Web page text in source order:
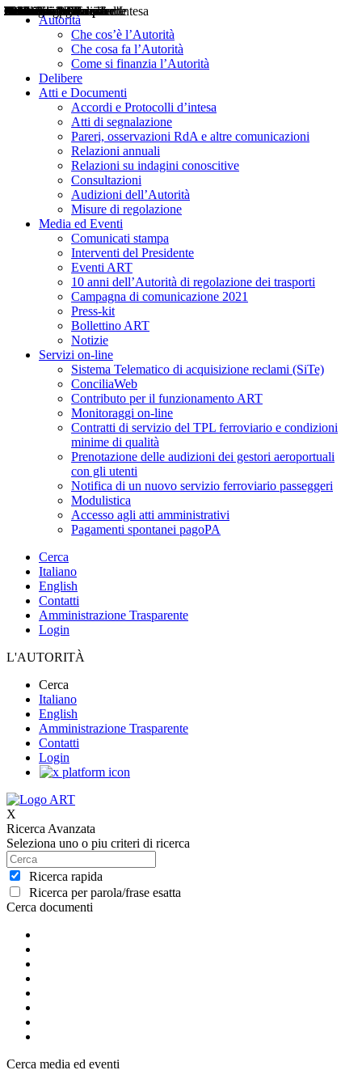
Autorità
Che cos’è l’Autorità
Che cosa fa l’Autorità
Come si finanzia l’Autorità
Delibere
Atti e Documenti
Accordi e Protocolli d’intesa
Atti di segnalazione
Pareri, osservazioni RdA e altre comunicazioni
Relazioni annuali
Relazioni su indagini conoscitive
Consultazioni
Audizioni dell’Autorità
Misure di regolazione
Media ed Eventi
Comunicati stampa
Interventi del Presidente
Eventi ART
10 anni dell’Autorità di regolazione dei trasporti
Campagna di comunicazione 2021
Press-kit
Bollettino ART
Notizie
Servizi on-line
Sistema Telematico di acquisizione reclami (SiTe)
ConciliaWeb
Contributo per il funzionamento ART
Monitoraggi on-line
Contratti di servizio del TPL ferroviario e condizioni
minime di qualità
Prenotazione delle audizioni dei gestori aeroportuali
con gli utenti
Notifica di un nuovo servizio ferroviario passeggeri
Modulistica
Accesso agli atti amministrativi
Pagamenti spontanei pagoPA
Cerca
Italiano
English
Contatti
Amministrazione Trasparente
Login
L'AUTORITÀ
Cerca
Italiano
English
Amministrazione Trasparente
Contatti
Login
X
Ricerca Avanzata
Seleziona uno o piu criteri di ricerca
Ricerca rapida
Ricerca per parola/frase esatta
Cerca documenti
Delibere
Pareri
Consultazioni
Audizioni
Atti di Segnalazione
Accordi e Protocolli d'Intesa
Relazioni annuali
Misure di regolazione
Cerca media ed eventi
Notizie
Comunicati Stampa
Bollettini ART
Convegni ART
Interviste del Presidente
Articoli in primo piano
Interventi del Presidente
2004
2005
2010
2013
2014
2015
2016
2017
2018
2019
202
2020
2021
2022
2023
2024
2025
2026
Aereo
Marittimo
Terrestre